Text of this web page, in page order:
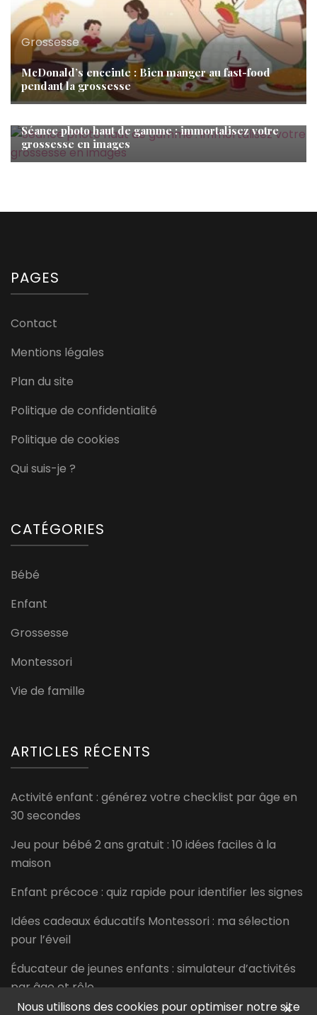
Grossesse
McDonald’s enceinte : Bien manger au fast-food
pendant la grossesse
Grossesse
Séance photo haut de gamme : immortalisez votre
grossesse en images
PAGES
Contact
Mentions légales
Plan du site
Politique de confidentialité
Politique de cookies
Qui suis-je ?
CATÉGORIES
Bébé
Enfant
Grossesse
Montessori
Vie de famille
ARTICLES RÉCENTS
Activité enfant : générez votre checklist par âge en
30 secondes
Jeu pour bébé 2 ans gratuit : 10 idées faciles à la
maison
Enfant précoce : quiz rapide pour identifier les signes
Idées cadeaux éducatifs Montessori : ma sélection
pour l’éveil
Éducateur de jeunes enfants : simulateur d’activités
par âge et rôle
×
Nous utilisons des cookies pour optimiser notre site